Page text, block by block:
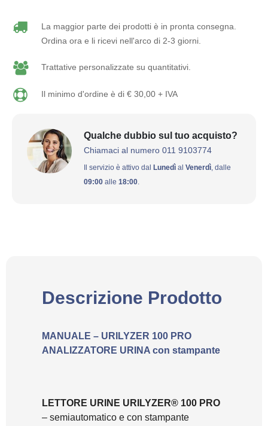
La maggior parte dei prodotti è in pronta consegna.
Ordina ora e li ricevi nell'arco di 2-3 giorni.
Trattative personalizzate su quantitativi.
Il minimo d'ordine è di € 30,00 + IVA
Qualche dubbio sul tuo acquisto?
Chiamaci al numero 011 9103774
Il servizio è attivo dal Lunedì al Venerdì , dalle
09:00 alle 18:00
Descrizione Prodotto
MANUALE – URILYZER 100 PRO
ANALIZZATORE URINA con stampante
LETTORE URINE URILYZER® 100 PRO
– semiautomatico e con stampante